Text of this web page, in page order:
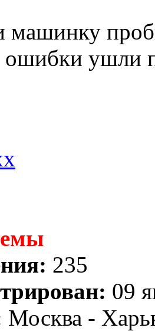
ушли
235
09
Москва -